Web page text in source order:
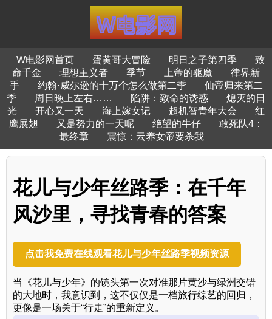
W电影网首页 蛋黄哥大冒险 明日之子第四季
致
命千金
理想主义者 季节 上帝的驱魔
律界新
手
约翰·威尔逊的十万个怎么做第二季
仙帝归来第二
季
周日晚上左右…… 陷阱：致命的诱惑
熄灭的日
光
开心又一天 海上嫁女记 超机智青年大会
红
鹰展翅
又是努力的一天呢 绝望的牛仔
敢死队4：
最终章
震惊：云养女帝要杀我
花儿与少年丝路季：在千年
风沙里，寻找青春的答案
点击我免费在线观看花儿与少年丝路季视频资源
当《花儿与少年》的镜头第一次对准那片黄沙与绿洲交错
的大地时，我意识到，这不仅仅是一档旅行综艺的回归，
更像是一场关于“行走”的重新定义。